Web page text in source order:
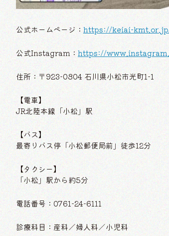
公式ホームページ： https://keiai-
公式Instagram： https://
住所：〒923-0804 石川県小松市光町1-1
【電車】
JR北陸本線「小松」駅
【バス】
最寄りバス停「小松郵便局前」徒歩12分
【タクシー】
「小松」駅から約5分
電話番号：0761-24-6111
診療科目：産科／婦人科／小児科